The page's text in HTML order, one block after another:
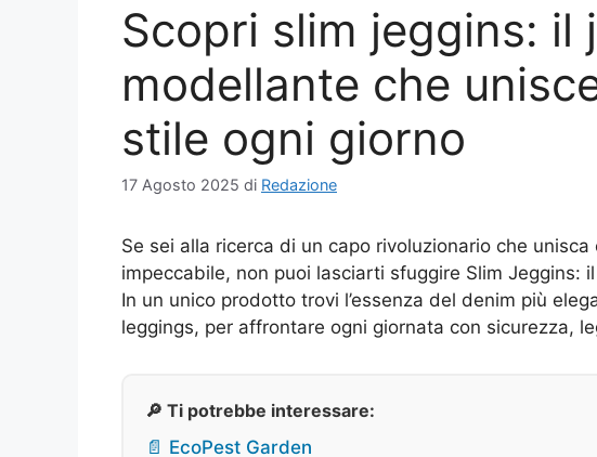
Scopri slim jeggins: il
modellante che
stile ogni giorno
17 Agosto 2025 di Redazione
Se sei alla ricerca di un capo rivoluzionario che
impeccabile, non puoi lasciarti sfuggire Slim Jeggins:
In un unico prodotto trovi l’essenza del denim più
leggings, per affrontare ogni giornata con sicurezza,
🔎 Ti potrebbe interessare:
📄 EcoPest Garden